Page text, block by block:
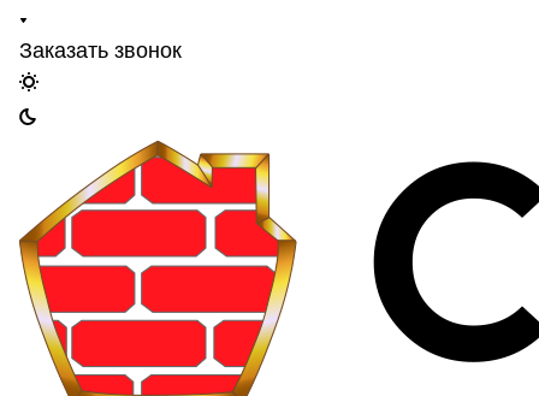
Заказать звонок